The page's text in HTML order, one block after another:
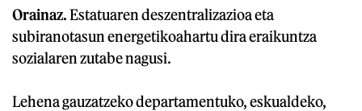
Orainaz.Estatuaren deszentralizazioa eta
subiranotasun energetikoahartu dira eraikuntza
sozialaren zutabe nagusi.
Lehena gauzatzeko departamentuko, eskualdeko,